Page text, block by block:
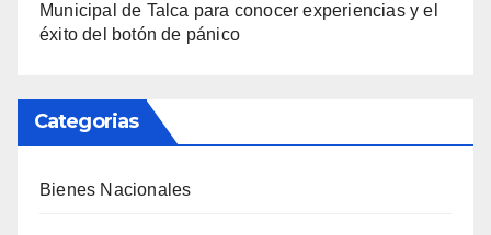
Municipal de Talca para conocer experiencias y el
éxito del botón de pánico
Categorias
Bienes Nacionales